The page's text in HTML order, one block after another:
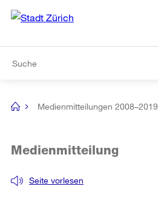
Navigation
[no
Medienmitteilungen 2008–2019
Seite vorlesen
Medienmitteilung